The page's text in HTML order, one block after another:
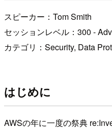
スピーカー：Tom Smith
セッションレベル：300 -
カテゴリ：Security, Data
はじめに
AWSの年に一度の祭典